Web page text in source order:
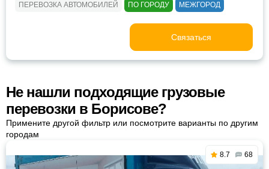
ПЕРЕВОЗКА АВТОМОБИЛЕЙ ПО ГОРОДУ МЕЖГОРОД
Связаться
Не нашли подходящие грузовые
перевозки в Борисове?
Примените другой фильтр или посмотрите варианты по другим
городам
8.7 68